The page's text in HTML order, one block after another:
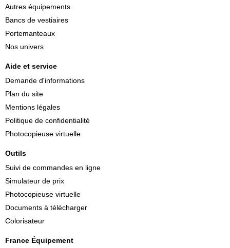
Autres équipements
Bancs de vestiaires
Portemanteaux
Nos univers
Aide et service
Demande d'informations
Plan du site
Mentions légales
Politique de confidentialité
Photocopieuse virtuelle
Outils
Suivi de commandes en ligne
Simulateur de prix
Photocopieuse virtuelle
Documents à télécharger
Colorisateur
France Équipement